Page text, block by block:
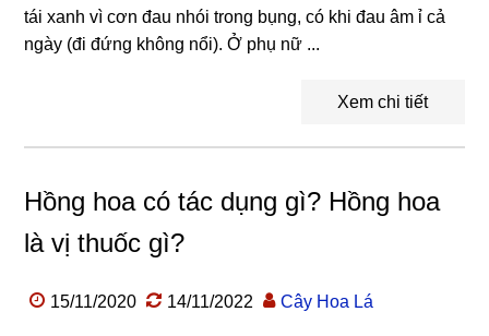
tái xanh vì cơn đau nhói trong bụng, có khi đau âm ỉ cả
ngày (đi đứng không nổi). Ở phụ nữ ...
Xem chi tiết
Hồng hoa có tác dụng gì? Hồng hoa
là vị thuốc gì?
15/11/2020 14/11/2022 Cây Hoa Lá